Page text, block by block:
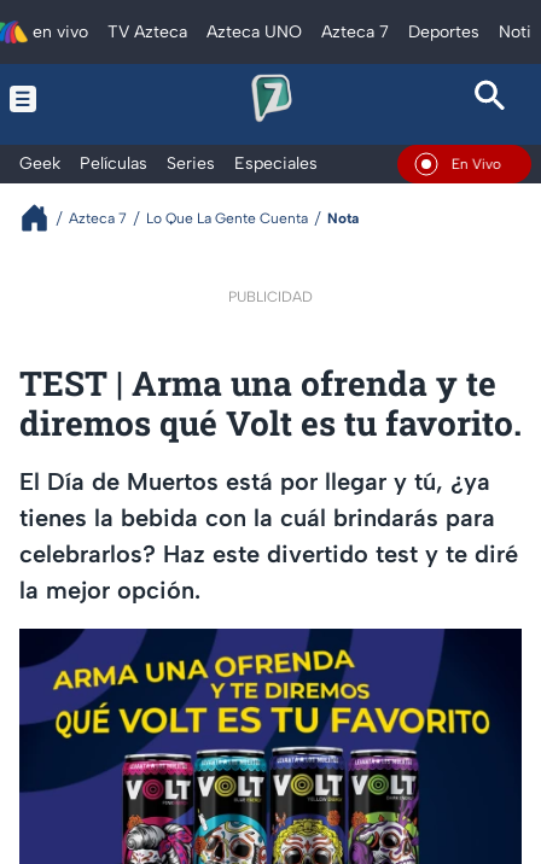
en vivo TV Azteca Azteca UNO Azteca 7 Deportes
Geek Películas Series Especiales En Vivo
Azteca 7 Lo Que La Gente Cuenta Nota
PUBLICIDAD
TEST | Arma una ofrenda y te
diremos qué Volt es tu favorito.
El Día de Muertos está por llegar y tú, ¿ya
tienes la bebida con la cuál brindarás para
celebrarlos? Haz este divertido test y te diré
la mejor opción.